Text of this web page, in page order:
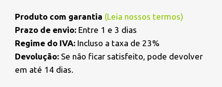
Produto com garantia (Leia nossos termos)
Prazo de envio: Entre 1 e 3 dias
Regime do IVA: Incluso a taxa de 23%
Devolução: Se não ficar satisfeito, pode devolver
em até 14 dias.